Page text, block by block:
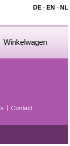
DE- EN - NL
Winkelwagen
Contact